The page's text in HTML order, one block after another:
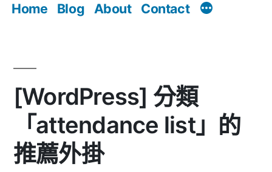
Home
Blog About Contact
[WordPress] 分類
「attendance list」的
推薦外掛